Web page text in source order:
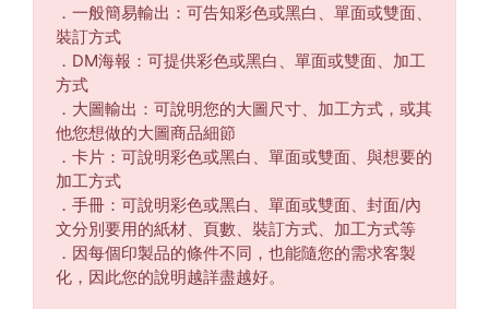
．一般簡易輸出：可告知彩色或黑白、單面或雙面、
裝訂方式
．DM海報：可提供彩色或黑白、單面或雙面、加工
方式
．大圖輸出：可說明您的大圖尺寸、加工方式，或其
他您想做的大圖商品細節
．卡片：可說明彩色或黑白、單面或雙面、與想要的
加工方式
．手冊：可說明彩色或黑白、單面或雙面、封面/內
文分別要用的紙材、頁數、裝訂方式、加工方式等
．因每個印製品的條件不同，也能隨您的需求客製
化，因此您的說明越詳盡越好。